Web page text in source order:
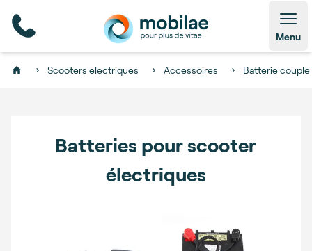
Menu
Home Scooters electriques Accessoires Batterie couple
Batteries pour scooter
électriques